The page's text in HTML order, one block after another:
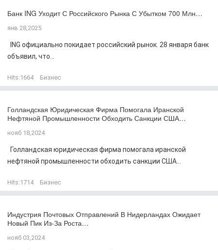
Банк ING Уходит С Российского Рынка С Убытком 700 Млн…
янв 28,2025
ING официально покидает российский рынок. 28 января банк
объявил, что...
Hits:1664 Бизнес
Голландская Юридическая Фирма Помогала Иранской
Нефтяной Промышленности Обходить Санкции США…
нояб 18,2024
Голландская юридическая фирма помогала иранской
нефтяной промышленности обходить санкции США...
Hits:1714 Бизнес
Индустрия Почтовых Отправлений В Нидерландах Ожидает
Новый Пик Из-За Роста…
нояб 03,2024